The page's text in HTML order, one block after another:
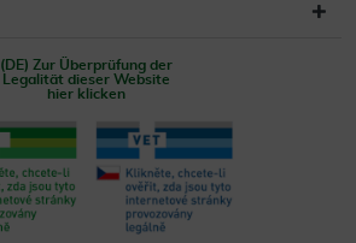
(DE) Zur Überprüfung der
Legalität dieser Website
hier klicken